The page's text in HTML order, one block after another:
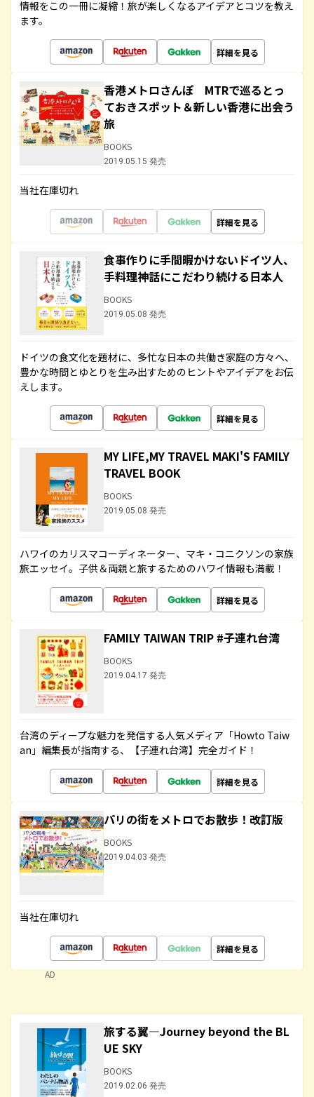
情報をこの一冊に凝縮！旅が楽しくなるアイデアとコツを教え
ます。
詳細を見る
香港メトロさんぽ MTRで巡るとっ
ておきスポット＆新しい香港に出会う
旅
BOOKS
2019.05.15 発売
当社在庫切れ
詳細を見る
食事作りに手間暇かけないドイツ人、
手料理神話にこだわり続ける日本人
BOOKS
2019.05.08 発売
ドイツの食文化を題材に、多忙な日本の共働き家庭の方々へ、
豊かな時間とゆとりを生み出すためのヒントやアイデアをお伝
えします。
詳細を見る
MY LIFE,MY TRAVEL MAKI'S FAMILY
TRAVEL BOOK
BOOKS
2019.05.08 発売
ハワイのカリスマコーディネーター、マキ・コニクソンの家族
旅エッセイ。子供＆両親と旅するためのハワイ情報も満載！
詳細を見る
FAMILY TAIWAN TRIP #子連れ台湾
BOOKS
2019.04.17 発売
台湾のディープな魅力を発信する人気メディア「Howto Taiw
an」編集長が指南する、【子連れ台湾】完全ガイド！
詳細を見る
パリの街をメトロでお散歩！改訂版
BOOKS
2019.04.03 発売
当社在庫切れ
詳細を見る
AD
旅する翼―Journey beyond the BL
UE SKY
BOOKS
2019.02.06 発売